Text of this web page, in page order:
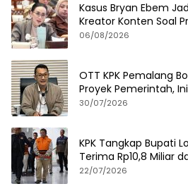
Kasus Bryan Ebem
Kreator Konten Soal
06/08/2026
OTT KPK Pemalang
Proyek Pemerintah,
30/07/2026
KPK Tangkap Bupati
Terima Rp10,8 Miliar
hingga iPhone 17 Pro
22/07/2026